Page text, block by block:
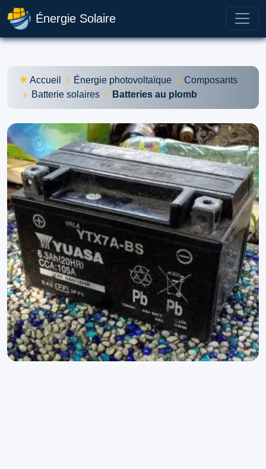
Énergie Solaire
Accueil Énergie photovoltaïque
Composants
Batterie solaires
Batteries au plomb